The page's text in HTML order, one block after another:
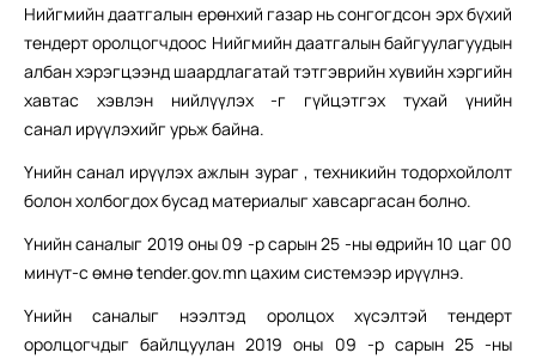
Нийгмийн даатгалын ерөнхий газар нь сонгогдсон эрх бүхий
тендерт оролцогчдоос Нийгмийн даатгалын байгуулагуудын
албан хэрэгцээнд шаардлагатай тэтгэврийн хувийн хэргийн
хавтас хэвлэн нийлүүлэх -г гүйцэтгэх тухай үнийн
санал ирүүлэхийг урьж байна.
Үнийн санал ирүүлэх ажлын зураг , техникийн тодорхойлолт
болон холбогдох бусад материалыг хавсаргасан болно.
Үнийн саналыг 2019 оны 09 -р сарын 25 -ны өдрийн 10 цаг 00
минут-с өмнө tеnder.gov.mn цахим системээр ирүүлнэ.
Үнийн саналыг нээлтэд оролцох хүсэлтэй тендерт
оролцогчдыг байлцуулан 2019 оны 09 -р сарын 25 -ны